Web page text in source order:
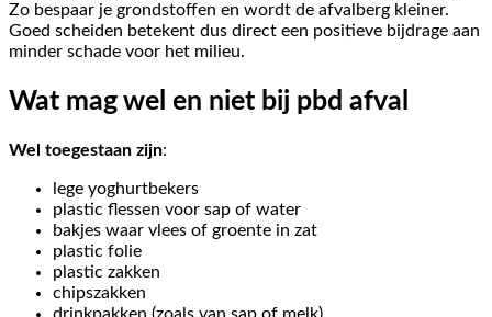
Zo bespaar je grondstoffen en wordt de afvalberg kleiner.
Goed scheiden betekent dus direct een positieve bijdrage aan
minder schade voor het milieu.
Wat mag wel en niet bij pbd afval
Wel toegestaan zijn:
lege yoghurtbekers
plastic flessen voor sap of water
bakjes waar vlees of groente in zat
plastic folie
plastic zakken
chipszakken